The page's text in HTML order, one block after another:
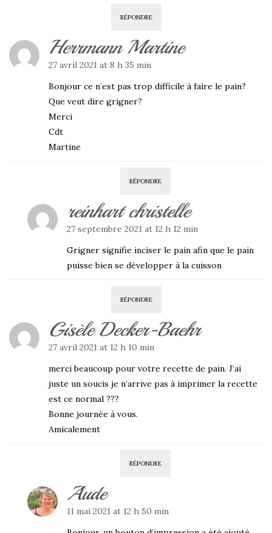
RÉPONDRE
Herrmann Martine
27 avril 2021 at 8 h 35 min
Bonjour ce n’est pas trop difficile à faire le pain?
Que veut dire grigner?
Merci
Cdt
Martine
RÉPONDRE
reinhart christelle
27 septembre 2021 at 12 h 12 min
Grigner signifie inciser le pain afin que le pain
puisse bien se développer à la cuisson
RÉPONDRE
Gisèle Decker-Baehr
27 avril 2021 at 12 h 10 min
merci beaucoup pour votre recette de pain. J’ai
juste un soucis je n’arrive pas à imprimer la recette
est ce normal ???
Bonne journée à vous.
Amicalement
RÉPONDRE
Aude
11 mai 2021 at 12 h 50 min